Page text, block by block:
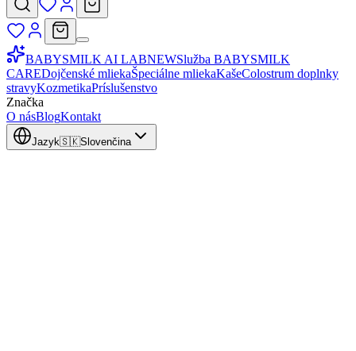
BABYSMILK AI LABNEWSlužba BABYSMILK
CAREDojčenské mliekaŠpeciálne mliekaKašeColostrum doplnky
stravyKozmetikaPríslušenstvo
Značka
O násBlogKontakt
Jazyk🇸🇰Slovenčina